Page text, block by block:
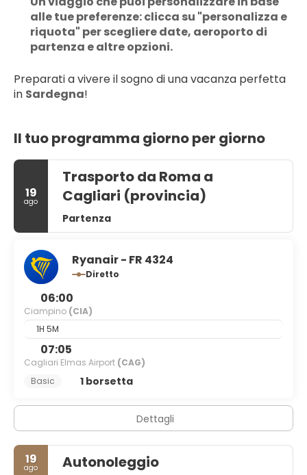
alle tue preferenze: clicca su "personalizza e
riquota" per scegliere date, aeroporto di
partenza e altre opzioni.
Preparati a vivere il sogno di una vacanza perfetta
in Sardegna!
Il tuo programma giorno per giorno
19
ago
Trasporto da Roma a
Cagliari (provincia)
Partenza
Ryanair - FR 4324
Diretto
06:00
Ciampino (CIA)
1H 5M
07:05
Cagliari Elmas Airport (CAG)
Basic
1 borsetta
Dettagli
19
ago Autonoleggio